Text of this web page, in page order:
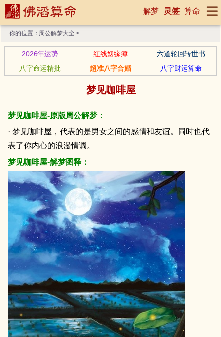
解梦 灵签 算命
你的位置： 周公解梦大全 >
2026年运势 红线姻缘簿
六道轮回转世书
八字命运精批
超准八字合婚 八字财运算命
梦见咖啡屋
梦见咖啡屋-原版周公解梦：
· 梦见咖啡屋，代表的是男女之间的感情和友谊。同时也代
表了你内心的浪漫情调。
梦见咖啡屋-解梦图释：